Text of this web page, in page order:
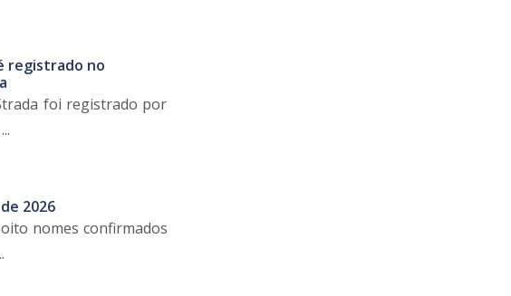
registrado no
foi registrado por
2026
nomes confirmados